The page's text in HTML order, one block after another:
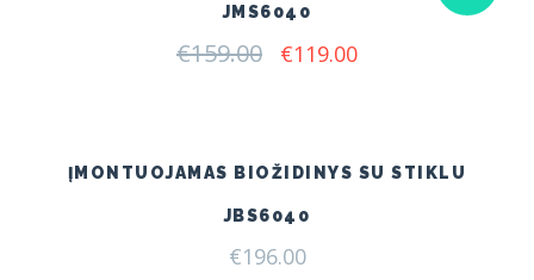
JMS6040
€159.00 Original
€119.00Current
ĮMONTUOJAMAS BIOŽIDINYS SU STIKLU
JBS6040
€196.00